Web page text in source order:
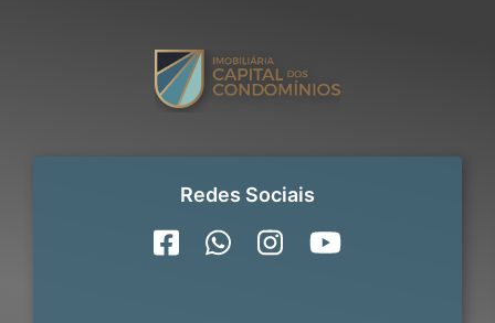
Redes Sociais